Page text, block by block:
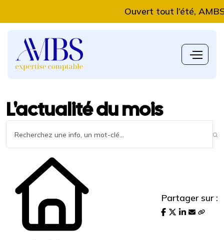
Ouvert tout l’été, AMBS
L'actualité du mois
Partager sur :